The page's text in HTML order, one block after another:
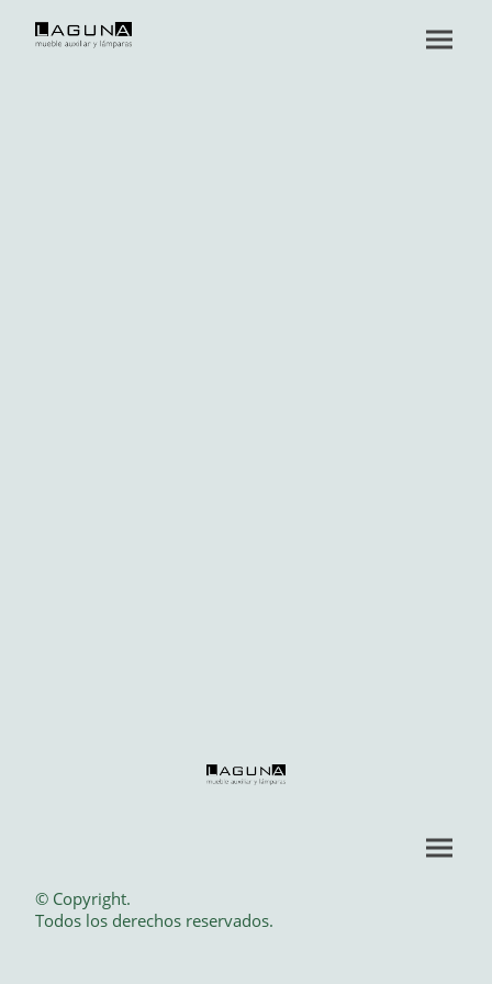
© Copyright.
Todos los derechos reservados.